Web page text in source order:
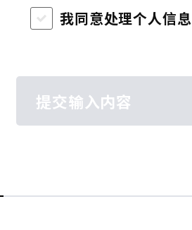
我同意处理个人信息
提交输入内容